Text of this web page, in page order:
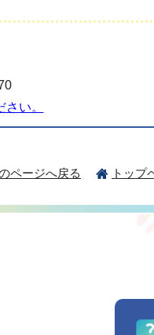
い。
ページへ戻る トップ